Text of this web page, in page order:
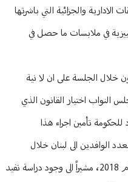
والجزائية التي باشرتها
في ملابسات ما حصل في
خلال الجلسة على ان لا نية
النواب اختيار القانون الذي
تأمين اجراء هذا
الوافدين الى لبنان خلال
الصيف الفائت والذي لم يتحقق منذ العام 2018، مشيراً الى وجود دراسة تفيد